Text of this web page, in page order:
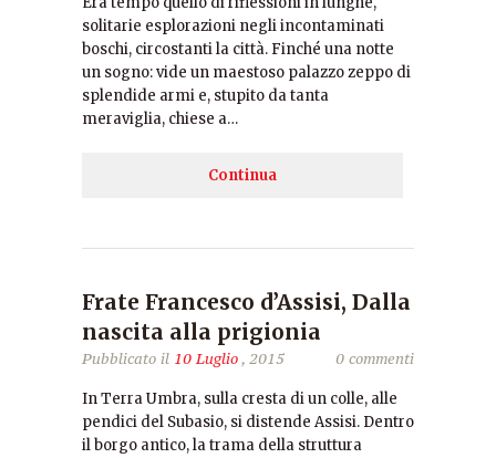
solitarie esplorazioni negli incontaminati
boschi, circostanti la città. Finché una notte
un sogno: vide un maestoso palazzo zeppo di
splendide armi e, stupito da tanta
meraviglia, chiese a…
Continua
Frate Francesco d’Assisi, Dalla
nascita alla prigionia
Pubblicato il 10 Luglio, 2015 0 commenti
In Terra Umbra, sulla cresta di un colle, alle
pendici del Subasio, si distende Assisi. Dentro
il borgo antico, la trama della struttura